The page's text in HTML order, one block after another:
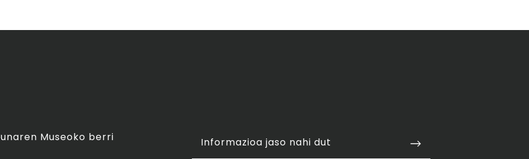
Museoko berri
Informazioa jaso nahi dut